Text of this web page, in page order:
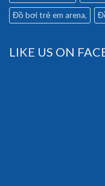
Đồ bơi trẻ em arena
LIKE US ON